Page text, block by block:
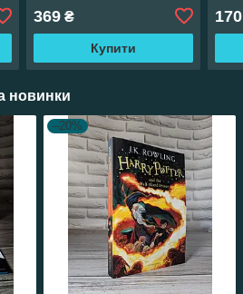
Паливода
369₴
Купити
170
новинки
–20%